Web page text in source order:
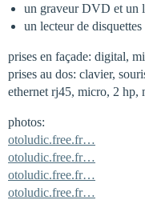
un graveur DVD et un
un lecteur de
prises en façade: digital,
prises au dos: clavier,
ethernet rj45, micro, 2 hp,
photos:
otoludic.free.fr…
otoludic.free.fr…
otoludic.free.fr…
otoludic.free.fr…